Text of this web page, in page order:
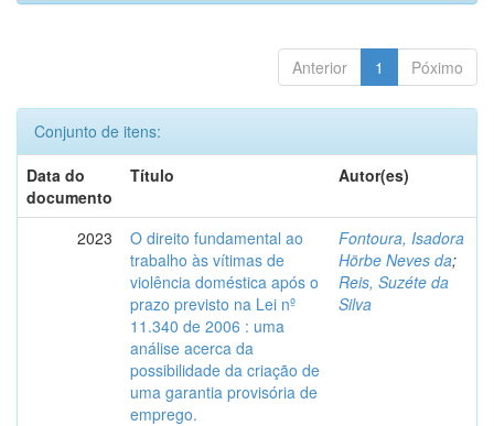
Anterior 1 Póximo
Conjunto de itens:
Data do
documento
Título Autor(es)
2023
O direito fundamental ao
trabalho às vítimas de
violência doméstica após o
prazo previsto na Lei nº
11.340 de 2006 : uma
análise acerca da
possibilidade da criação de
uma garantia provisória de
emprego.
Fontoura, Isadora
Hörbe Neves da;
Reis, Suzéte da
Silva